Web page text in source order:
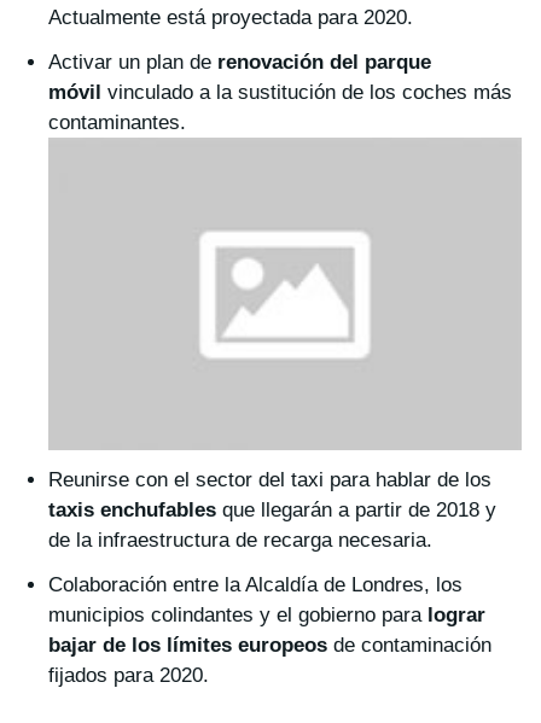
Actualmente está proyectada para 2020.
Activar un plan de renovación del parque
móvil vinculado a la sustitución de los coches más
contaminantes.
Reunirse con el sector del taxi para hablar de los
taxis enchufables que llegarán a partir de 2018 y
de la infraestructura de recarga necesaria.
Colaboración entre la Alcaldía de Londres, los
municipios colindantes y el gobierno para lograr
bajar de los límites europeos de contaminación
fijados para 2020.